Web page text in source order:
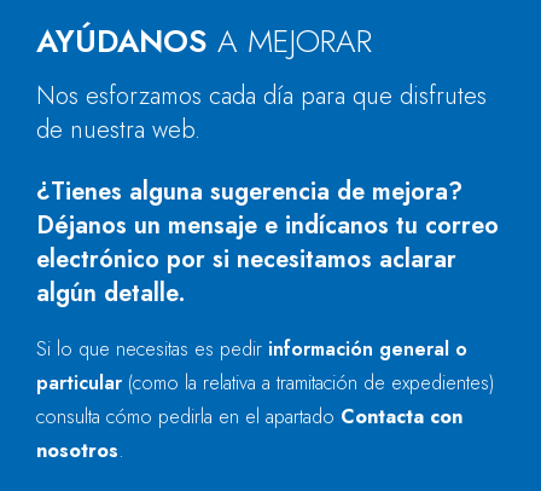
AYÚDANOS A MEJORAR
Nos esforzamos cada día para que disfrutes
de nuestra web.
¿Tienes alguna sugerencia de mejora?
Déjanos un mensaje e indícanos tu correo
electrónico por si necesitamos aclarar
algún detalle.
Si lo que necesitas es pedir información general o
particular (como la relativa a tramitación de expedientes)
consulta cómo pedirla en el apartado Contacta con
nosotros.